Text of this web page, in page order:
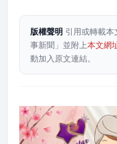
版權聲明 引用或轉載
事新聞」並附上本文網
動加入原文連結。